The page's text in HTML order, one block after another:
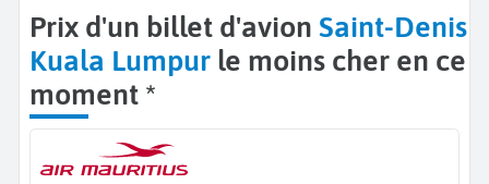
Prix d'un billet d'avion Saint-Denis
Kuala Lumpur le moins cher en ce
moment *